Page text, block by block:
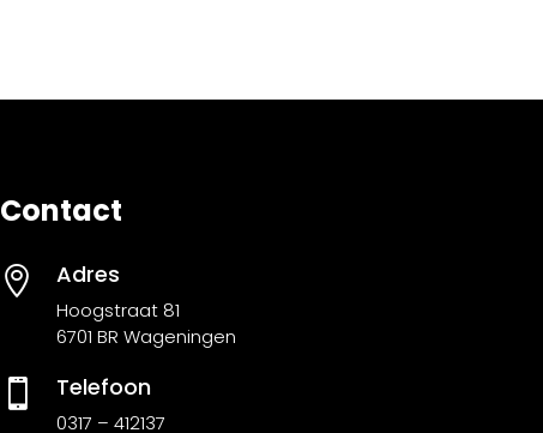
Contact
 Adres
Hoogstraat 81
6701 BR Wageningen
 Telefoon
0317 – 412137